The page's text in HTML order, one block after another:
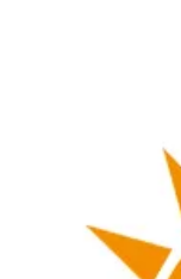
不動産
住宅ロ
買い替
住み替